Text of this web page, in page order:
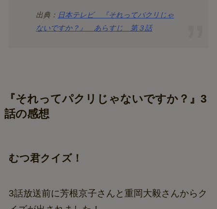
出典： 日本テレビ 『それってパクリじゃ
ないですか？』 あらすじ 第３話
『それってパクリじゃないですか？』3
話の感想
むつ君クイズ！
3話放送前に芳根京子さんと重岡大毅さんからク